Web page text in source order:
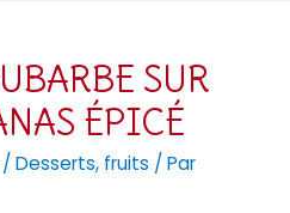
SUR
ÉPICÉ
/Desserts, fruits / Par